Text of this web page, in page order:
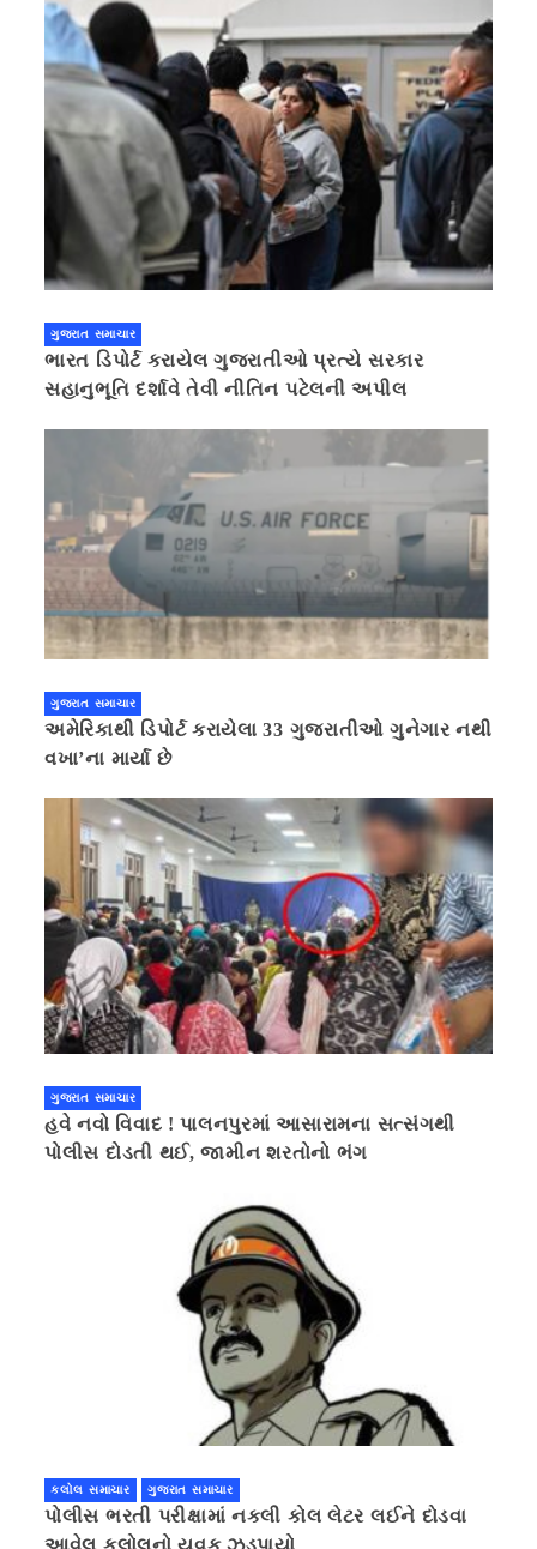
ગુજરાત સમાચાર
ભારત ડિપોર્ટ કરાયેલ ગુજરાતીઓ પ્રત્યે સરકાર
સહાનુભૂતિ દર્શાવે તેવી નીતિન પટેલની અપીલ
ગુજરાત સમાચાર
અમેરિકાથી ડિપોર્ટ કરાયેલા 33 ગુજરાતીઓ ગુનેગાર નથી
વખા’ના માર્યા છે
ગુજરાત સમાચાર
હવે નવો વિવાદ ! પાલનપુરમાં આસારામના સત્સંગથી
પોલીસ દોડતી થઈ, જામીન શરતોનો ભંગ
કલોલ સમાચાર ગુજરાત સમાચાર
પોલીસ ભરતી પરીક્ષામાં નકલી કોલ લેટર લઈને દોડવા
આવેલ કલોલનો યુવક ઝડપાયો